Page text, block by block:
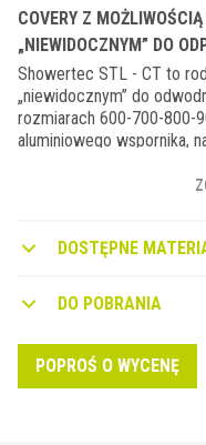
COVERY Z
„NIEWIDOCZNYM” DO
Showertec STL - CT to
„niewidocznym” do
rozmiarach 600-700-800-
aluminiowego wspornika,
stalowym korpusie z
części pokrytej płytkami
DOSTĘPNE
DO POBRANIA
POPROŚ O WYCENĘ